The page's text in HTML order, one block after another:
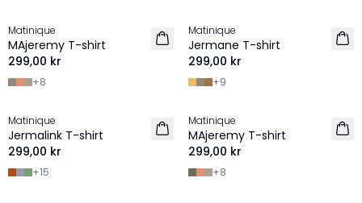
2 for 500 SEK
Matinique
MAjeremy T-shirt
299,00 kr
+8
2 for 500 SEK
Matinique
Jermane T-shirt
299,00 kr
+9
2 for 500 SEK
Matinique
Jermalink T-shirt
299,00 kr
+15
2 for 500 SEK
Matinique
MAjeremy T-shirt
299,00 kr
+8